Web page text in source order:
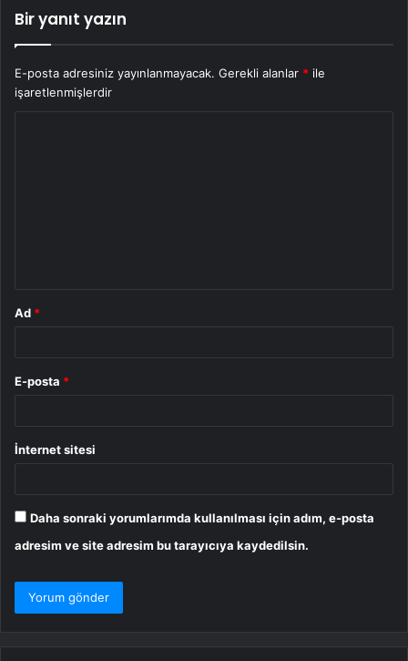
Bir yanıt yazın
E-posta adresiniz yayınlanmayacak. Gerekli alanlar * ile
işaretlenmişlerdir
Ad *
E-posta *
İnternet sitesi
Daha sonraki yorumlarımda kullanılması için adım, e-posta
adresim ve site adresim bu tarayıcıya kaydedilsin.